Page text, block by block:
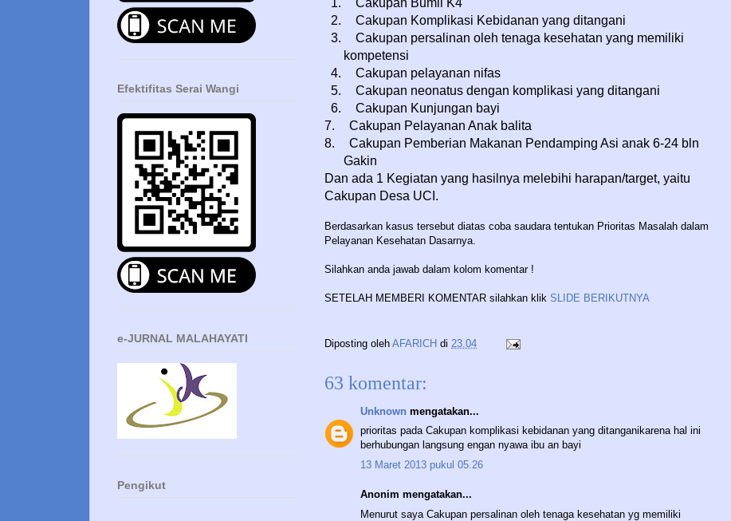
1.
Cakupan Bumil K4
2.
Cakupan Komplikasi Kebidanan yang ditangani
3.
Cakupan persalinan oleh tenaga kesehatan yang memiliki
kompetensi
4.
Cakupan pelayanan nifas
5.
Cakupan neonatus dengan komplikasi yang ditangani
6.
Cakupan Kunjungan bayi
7.
Cakupan Pelayanan Anak balita
8.
Cakupan Pemberian Makanan Pendamping Asi anak 6-24 bln
Gakin
Dan ada 1 Kegiatan yang hasilnya melebihi harapan/target, yaitu
Cakupan Desa UCI.
Berdasarkan kasus tersebut diatas coba saudara tentukan Prioritas Masalah dalam
Pelayanan Kesehatan Dasarnya.
Silahkan anda jawab dalam kolom komentar !
SETELAH MEMBERI KOMENTAR silahkan klik SLIDE BERIKUTNYA
Diposting oleh AFARICH di 23.04
63 komentar:
Unknown mengatakan...
prioritas pada Cakupan komplikasi kebidanan yang ditanganikarena hal ini
berhubungan langsung engan nyawa ibu an bayi
13 Maret 2013 pukul 05.26
Anonim mengatakan...
Menurut saya Cakupan persalinan oleh tenaga kesehatan yg memiliki
Efektifitas Serai Wangi
e-JURNAL MALAHAYATI
Pengikut